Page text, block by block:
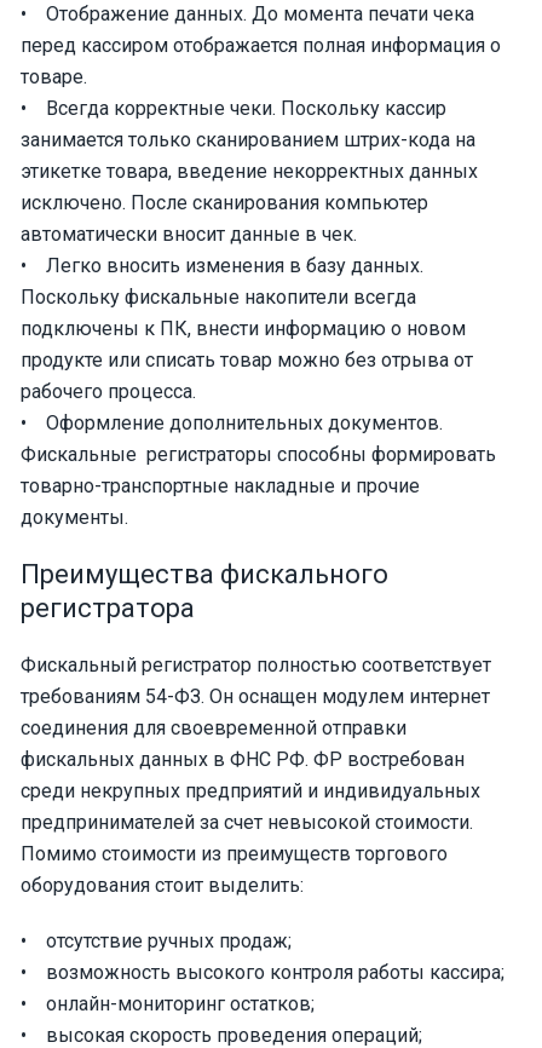
• Отображение данных. До момента печати чека
перед кассиром отображается полная информация о
товаре.
• Всегда корректные чеки. Поскольку кассир
занимается только сканированием штрих-кода на
этикетке товара, введение некорректных данных
исключено. После сканирования компьютер
автоматически вносит данные в чек.
• Легко вносить изменения в базу данных.
Поскольку фискальные накопители всегда
подключены к ПК, внести информацию о новом
продукте или списать товар можно без отрыва от
рабочего процесса.
• Оформление дополнительных документов.
Фискальные регистраторы способны формировать
товарно-транспортные накладные и прочие
документы.
Преимущества фискального
регистратора
Фискальный регистратор полностью соответствует
требованиям 54-ФЗ. Он оснащен модулем интернет
соединения для своевременной отправки
фискальных данных в ФНС РФ. ФР востребован
среди некрупных предприятий и индивидуальных
предпринимателей за счет невысокой стоимости.
Помимо стоимости из преимуществ торгового
оборудования стоит выделить:
• отсутствие ручных продаж;
• возможность высокого контроля работы кассира;
• онлайн-мониторинг остатков;
• высокая скорость проведения операций;